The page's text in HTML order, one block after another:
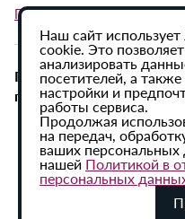
Политика в отношении
При использовании
гиперссылка на ИА
Наш сайт
cookie. Это
анализировать
посетителей, а
настройки и
работы сервиса.
Продолжая
на передач,
ваших персональных
нашей Политикой в
персональных